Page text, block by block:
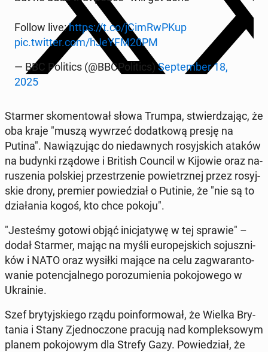
Follow live:https://t.co/jCimRwP­Kup
pic.twitter.com/hJeYFM20PM
— BBC Po­li­tics (@BBC­Po­li­tics)Sep­tem­ber 18,
2025
Starmer sko­men­to­wał słowa Trumpa, stwier­dza­jąc, że
oba kraje "muszą wywrzeć do­dat­ko­wą presję na
Putina". Na­wią­zu­jąc do nie­daw­nych ro­syj­skich ataków
na budynki rządowe i British Council w Kijowie oraz na­
ru­sze­nia pol­skiej prze­strze­nie po­wietrz­nej przez ro­syj­
skie drony, premier po­wie­dział o Putinie, że "nie są to
dzia­ła­nia kogoś, kto chce pokoju".
"Je­ste­śmy gotowi objąć ini­cja­ty­wę w tej sprawie" –
dodał Starmer, mając na myśli eu­ro­pej­skich so­jusz­ni­
ków i NATO oraz wysiłki mające na celu za­gwa­ran­to­
wa­nie po­ten­cjal­ne­go po­ro­zu­mie­nia po­ko­jo­we­go w
Ukra­inie.
Szef bry­tyj­skie­go rządu po­in­for­mo­wał, że Wielka Bry­
ta­nia i Stany Zjed­no­czo­ne pracują nad kom­plek­so­wym
planem po­ko­jo­wym dla Strefy Gazy. Po­wie­dział, że